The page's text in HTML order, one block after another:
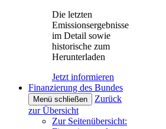
Die letzten
Emissionsergebnisse
im Detail sowie
historische zum
Herunterladen
Jetzt informieren
Finanzierung des Bundes
Menü schließen
Zurück
zur Übersicht
Zur Seitenübersicht: